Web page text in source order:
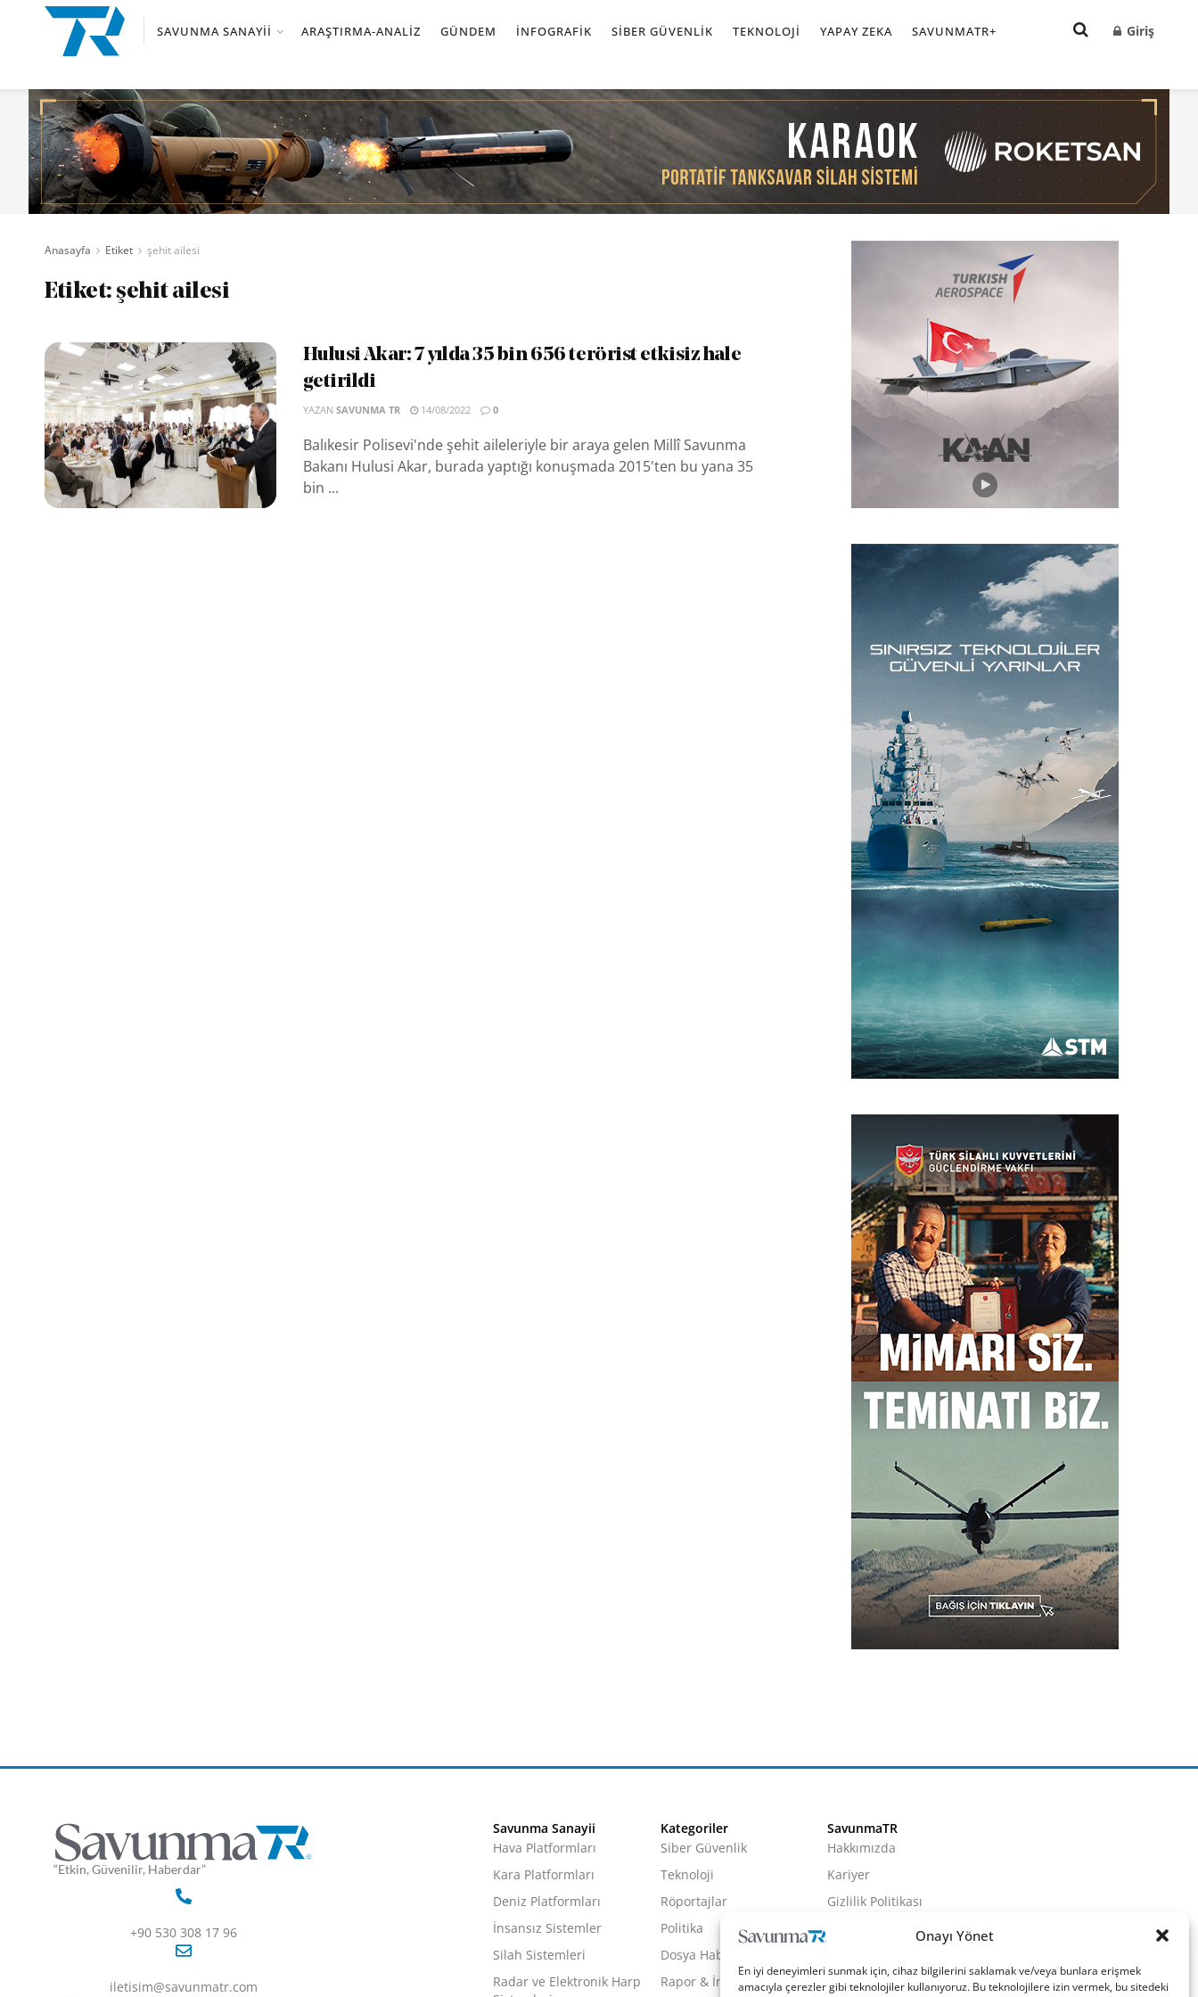
Onayı Yönet
En iyi deneyimleri sunmak için, cihaz bilgilerini saklamak ve/veya bunlara erişmek
amacıyla çerezler gibi teknolojiler kullanıyoruz. Bu teknolojilere izin vermek, bu sitedeki
SAVUNMA SANAYII ARAŞTIRMA-ANALIZ GÜNDEM İNFOGRAFIK SIBER GÜVENLIK TEKNOLOJI YAPAY ZEKA SAVUNMATR+ Giriş
Anasayfa Etiket şehit ailesi
Etiket:şehit ailesi
Hulusi Akar: 7 yılda 35 bin 656 terörist etkisiz hale
getirildi
YAZAN SAVUNMA TR 14/08/2022 0
Balıkesir Polisevi'nde şehit aileleriyle bir araya gelen Millî Savunma
Bakanı Hulusi Akar, burada yaptığı konuşmada 2015'ten bu yana 35
bin ...
“Etkin, Güvenilir, Haberdar”
+90 530 308 17 96
iletisim@savunmatr.com
Savunma Sanayii
Hava Platformları
Kara Platformları
Deniz Platformları
İnsansız Sistemler
Silah Sistemleri
Radar ve Elektronik Harp
Kategoriler
Siber Güvenlik
Teknoloji
Röportajlar
Politika
Dosya Haber
Rapor & İnfografik
SavunmaTR
Hakkımızda
Kariyer
Gizlilik Politikası